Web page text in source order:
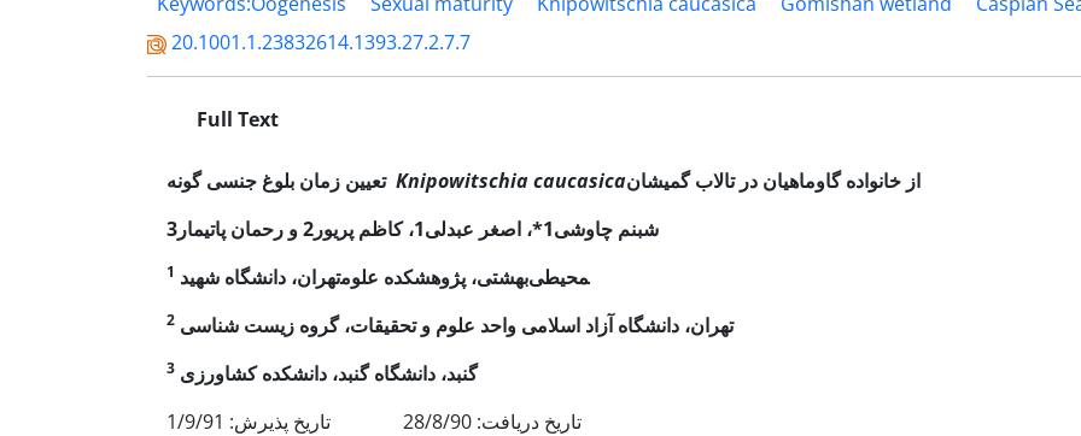
20.1001.1.23832614.1393.27.2.7.7
Full Text
تعیین زمان بلوغ جنسی گونه ‎ Knipowitschia caucasica از خانواده گاوماهیان در تالاب گمیشان
شبنم چاوشی1*، اصغر عبدلی1، کاظم پریور2 و رحمان پاتیمار3
1 تهران، دانشگاه شهید‎بهشتی، پژوهشکده علوم‎محیطی
2 تهران، دانشگاه آزاد اسلامی واحد علوم و تحقیقات، گروه زیست شناسی
3 گنبد، دانشگاه گنبد، دانشکده کشاورزی
تاریخ دریافت: 28/8/90 تاریخ پذیرش: 1/9/91